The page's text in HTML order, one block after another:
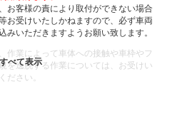
お客様の責により取付ができない場合
お受けいたしかねますので、必ず車両
みいただきますようお願い致します。
作業によって車体への接触や車枠やフ
を逸脱する作業については、お受けい
ださい。